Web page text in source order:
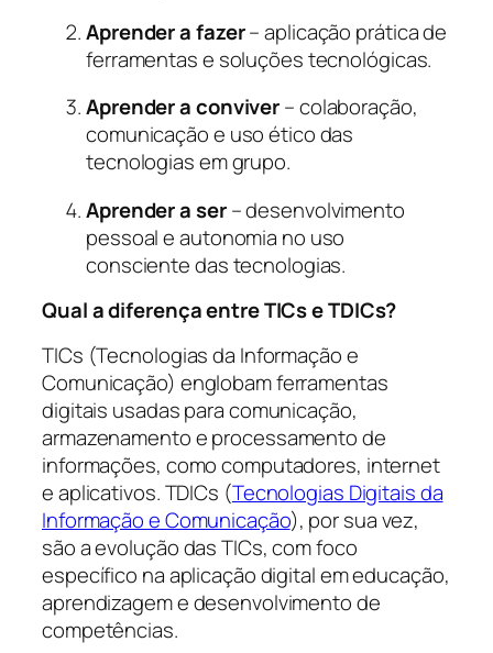
Aprender a fazer– aplicação prática de
ferramentas e soluções tecnológicas.
Aprender a conviver– colaboração,
comunicação e uso ético das
tecnologias em grupo.
Aprender a ser– desenvolvimento
pessoal e autonomia no uso
consciente das tecnologias.
Qual a diferença entre TICs e TDICs?
TICs (Tecnologias da Informação e
Comunicação) englobam ferramentas
digitais usadas para comunicação,
armazenamento e processamento de
informações, como computadores, internet
e aplicativos. TDICs (Tecnologias Digitais da
Informação e Comunicação), por sua vez,
são a evolução das TICs, com foco
específico na aplicação digital em educação,
aprendizagem e desenvolvimento de
competências.